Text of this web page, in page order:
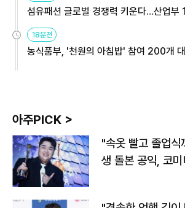
섬유패션 글로벌 경쟁력 키운다…산업부
원
18분전
농식품부, '천원의 아침밥' 참여 200개
아주PICK >
"속옷 빨고 졸업
생 돌본 공익, 코